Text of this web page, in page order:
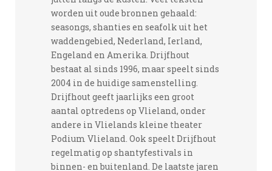
worden uit oude bronnen gehaald:
seasongs, shanties en seafolk uit het
waddengebied, Nederland, Ierland,
Engeland en Amerika. Drijfhout
bestaat al sinds 1996, maar speelt sinds
2004 in de huidige samenstelling.
Drijfhout geeft jaarlijks een groot
aantal optredens op Vlieland, onder
andere in Vlielands kleine theater
Podium Vlieland. Ook speelt Drijfhout
regelmatig op shantyfestivals in
binnen- en buitenland. De laatste jaren